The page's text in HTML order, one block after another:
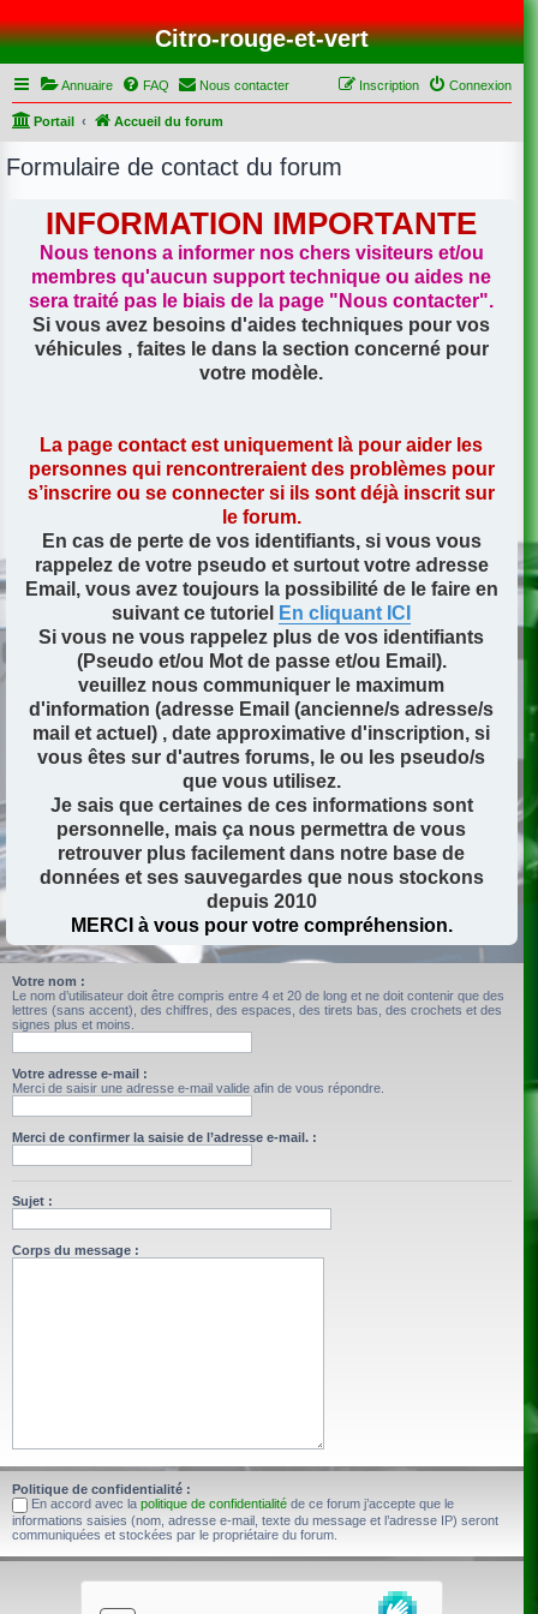
Citro-rouge-et-vert
Annuaire FAQ Nous contacter Connexion
Inscription
Portail Accueil du forum
Formulaire de contact du forum
INFORMATION IMPORTANTE
Nous tenons a informer nos chers visiteurs et/ou
membres qu'aucun support technique ou aides ne
sera traité pas le biais de la page "Nous contacter".
Si vous avez besoins d'aides techniques pour vos
véhicules , faites le dans la section concerné pour
votre modèle.
La page contact est uniquement là pour aider les
personnes qui rencontreraient des problèmes pour
s’inscrire ou se connecter si ils sont déjà inscrit sur
le forum.
En cas de perte de vos identifiants, si vous vous
rappelez de votre pseudo et surtout votre adresse
Email, vous avez toujours la possibilité de le faire en
suivant ce tutoriel En cliquant ICI
Si vous ne vous rappelez plus de vos identifiants
(Pseudo et/ou Mot de passe et/ou Email).
veuillez nous communiquer le maximum
d'information (adresse Email (ancienne/s adresse/s
mail et actuel) , date approximative d'inscription, si
vous êtes sur d'autres forums, le ou les pseudo/s
que vous utilisez.
Je sais que certaines de ces informations sont
personnelle, mais ça nous permettra de vous
retrouver plus facilement dans notre base de
données et ses sauvegardes que nous stockons
depuis 2010
MERCI à vous pour votre compréhension.
Votre nom :
Le nom d’utilisateur doit être compris entre 4 et 20 de long et ne doit contenir que des
lettres (sans accent), des chiffres, des espaces, des tirets bas, des crochets et des
signes plus et moins.
Votre adresse e-mail :
Merci de saisir une adresse e-mail valide afin de vous répondre.
Merci de confirmer la saisie de l’adresse e-mail. :
Sujet :
Corps du message :
Politique de confidentialité :
En accord avec la politique de confidentialité de ce forum j’accepte que le
informations saisies (nom, adresse e-mail, texte du message et l’adresse IP) seront
communiquées et stockées par le propriétaire du forum.